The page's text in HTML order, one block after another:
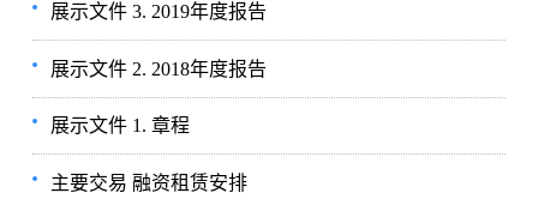
展示文件 3. 2019年度报告
展示文件 2. 2018年度报告
展示文件 1. 章程
主要交易 融资租赁安排